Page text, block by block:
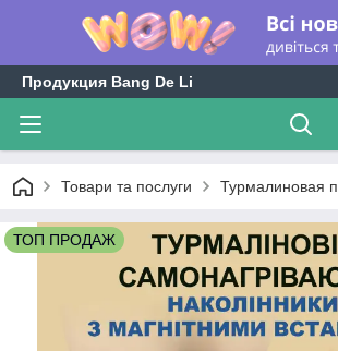
Продукция Bang De Li
Товари та послуги Турмалиновая
ТОП ПРОДАЖ